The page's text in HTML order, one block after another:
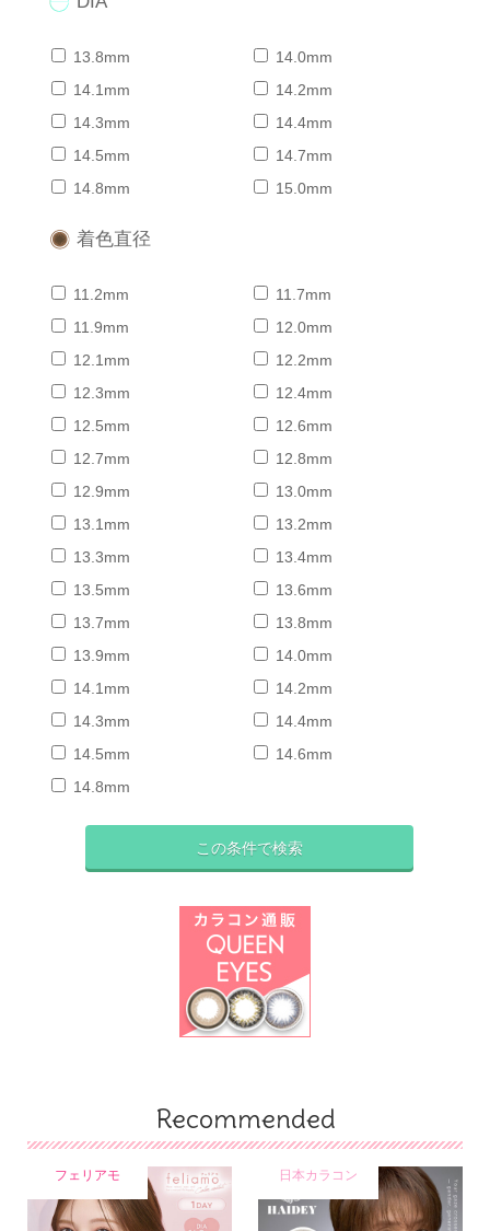
13.8mm
14.0mm
14.1mm
14.2mm
14.3mm
14.4mm
14.5mm
14.7mm
14.8mm
15.0mm
着色直径
11.2mm
11.7mm
11.9mm
12.0mm
12.1mm
12.2mm
12.3mm
12.4mm
12.5mm
12.6mm
12.7mm
12.8mm
12.9mm
13.0mm
13.1mm
13.2mm
13.3mm
13.4mm
13.5mm
13.6mm
13.7mm
13.8mm
13.9mm
14.0mm
14.1mm
14.2mm
14.3mm
14.4mm
14.5mm
14.6mm
14.8mm
Recommended
フェリアモ 日本カラコン